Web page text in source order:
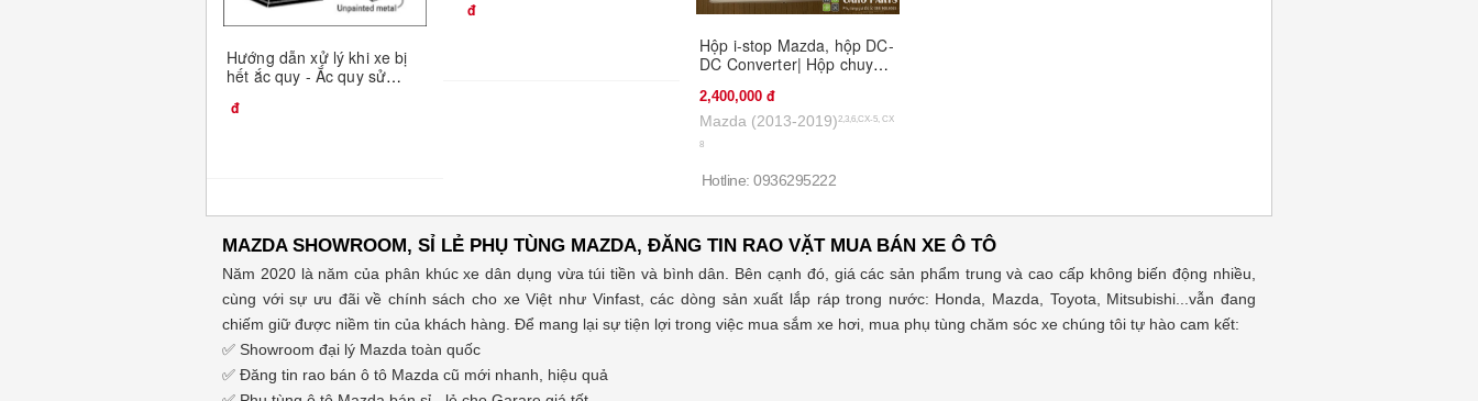
Hướng dẫn xử lý khi xe bị
hết ắc quy - Ắc quy sử
Hộp i-stop Mazda, hộp DC-
DC Converter| Hộp chuyển
2,400,000
Mazda (2013-2019)2,3,6,CX-5, CX
8
Hotline: 0936295222
MAZDA SHOWROOM, SỈ LẺ PHỤ TÙNG MAZDA, ĐĂNG TIN RAO VẶT MUA BÁN XE Ô TÔ
Năm 2020 là năm của phân khúc xe dân dụng vừa túi tiền và bình dân. Bên cạnh đó, giá các sản phẩm trung và cao cấp không biến động nhiều,
cùng với sự ưu đãi về chính sách cho xe Việt như Vinfast, các dòng sản xuất lắp ráp trong nước: Honda, Mazda, Toyota, Mitsubishi...vẫn đang
chiếm giữ được niềm tin của khách hàng. Để mang lại sự tiện lợi trong việc mua sắm xe hơi, mua phụ tùng chăm sóc xe chúng tôi tự hào cam kết:
✅ Showroom đại lý Mazda toàn quốc
✅ Đăng tin rao bán ô tô Mazda cũ mới nhanh, hiệu quả